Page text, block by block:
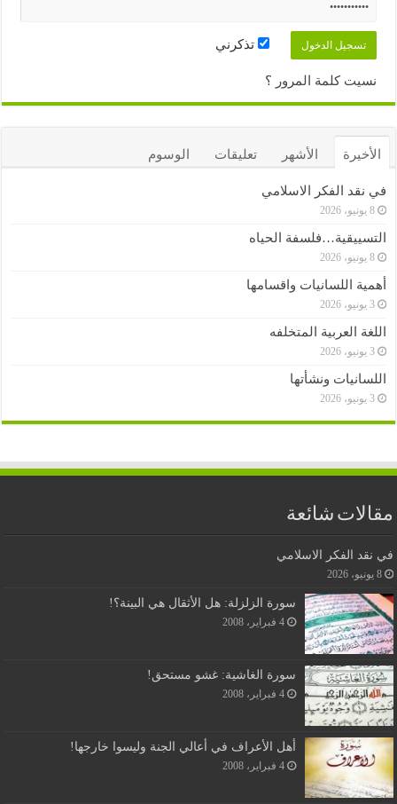
تذكرني
نسيت كلمة المرور ؟
الأخيرة الأشهر تعليقات الوسوم
في نقد الفكر الاسلامي
8 يونيو، 2026
التسييقية…فلسفة الحياه
8 يونيو، 2026
أهمية اللسانيات واقسامها
3 يونيو، 2026
اللغة العربية المتخلفه
3 يونيو، 2026
اللسانيات ونشأتها
3 يونيو، 2026
مقالات شائعة
في نقد الفكر الاسلامي
8 يونيو، 2026
سورة الزلزلة: هل الأثقال هي البينة؟!
4 فبراير، 2008
سورة الغاشية: غشو مستحق!
4 فبراير، 2008
أهل الأعراف في أعالي الجنة وليسوا خارجها!
4 فبراير، 2008